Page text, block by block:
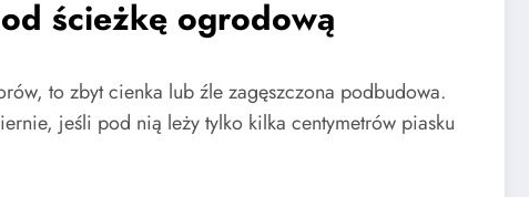
ścieżkę ogrodową
to zbyt cienka lub źle zagęszczona podbudowa.
jeśli pod nią leży tylko kilka centymetrów piasku